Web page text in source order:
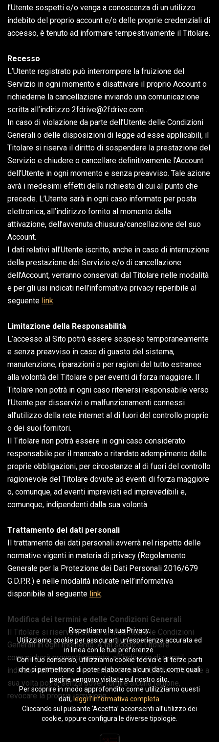
l’Utente sospetti e/o venga a conoscenza di un utilizzo
indebito del proprio account e/o delle proprie credenziali di
accesso, è tenuto ad informare tempestivamente il Titolare.
Recesso
L’Utente registrato può interrompere la fruizione del
Servizio in ogni momento e disattivare il proprio Account o
richiederne la cancellazione inviando una comunicazione
scritta all’indirizzo 2fdrive@2fdrive.com .
In caso di violazione da parte dell’Utente delle Condizioni
Generali o delle disposizioni di legge ad esse applicabili, il
Titolare si riserva il diritto di sospendere la prestazione del
Servizio e chiudere o cancellare definitivamente l’Account
dell’Utente in ogni momento e senza preavviso. Tale azione
avrà i medesimi effetti della richiesta di cui al punto che
precede. L’Utente sarà in ogni caso informato per posta
elettronica, all’indirizzo fornito al momento della
attivazione, dell’avvenuta chiusura/cancellazione del suo
Account.
I dati relativi all’Utente iscritto, anche in caso di interruzione
della prestazione dei Servizio e/o di cancellazione
dell’Account, verranno conservati dal Titolare nelle modalità
e per gli usi indicati nell’informativa privacy reperibile al
seguente link.
Limitazione della Responsabilità
L’accesso al Sito potrà essere sospeso temporaneamente
e senza preavviso in caso di guasto del sistema,
manutenzione, riparazioni o per ragioni del tutto estranee
alla volontà del Titolare o per eventi di forza maggiore. Il
Titolare non potrà in ogni caso ritenersi responsabile verso
l’Utente per disservizi o malfunzionamenti connessi
all’utilizzo della rete internet al di fuori del controllo proprio
o dei suoi fornitori.
Il Titolare non potrà essere in ogni caso considerato
responsabile per il mancato o ritardato adempimento delle
proprie obbligazioni, per circostanze al di fuori del controllo
ragionevole del Titolare dovute ad eventi di forza maggiore
o, comunque, ad eventi imprevisti ed imprevedibili e,
comunque, indipendenti dalla sua volontà.
Trattamento dei dati personali
Il trattamento dei dati personali avverrà nel rispetto delle
normative vigenti in materia di privacy (Regolamento
Generale per la Protezione dei Dati Personali 2016/679
G.D.P.R.) e nelle modalità indicate nell’informativa
disponibile al seguente link.
Modifica dei termini e delle Condizioni Generali
Il Titolare si riserva il diritto di modificare le Condizioni
Generali in ogni momento. A tal scopo il Titolare
comunicherà preventivamente, all’indirizzo di e-mail
indicato dall’Utente, il contenuto di tali modifiche. L’Utente a
sua volta potrà, senza dover fornire alcuna ragione,
revocare la propria iscrizione.
Rispettiamo la tua Privacy.
Utilizziamo cookie per assicurarti un’esperienza accurata ed
in linea con le tue preferenze.
Con il tuo consenso, utilizziamo cookie tecnici e di terze parti
che ci permettono di poter elaborare alcuni dati, come quali
pagine vengono visitate sul nostro sito.
Per scoprire in modo approfondito come utilizziamo questi
dati, leggi l’informativa completa
Cliccando sul pulsante ‘Accetta’ acconsenti all’utilizzo dei
cookie, oppure configura le diverse tipologie.